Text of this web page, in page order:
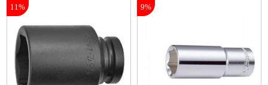
9%
11%